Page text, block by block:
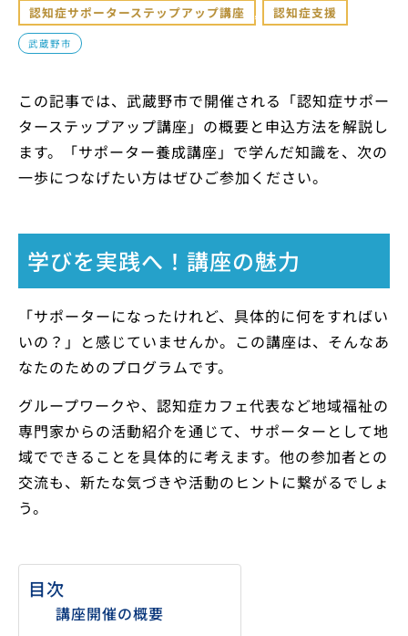
認知症サポーターステップアップ講座 , 認知症支援
武蔵野市
この記事では、武蔵野市で開催される「認知症サポー
ターステップアップ講座」の概要と申込方法を解説し
ます。「サポーター養成講座」で学んだ知識を、次の
一歩につなげたい方はぜひご参加ください。
学びを実践へ！講座の魅力
「サポーターになったけれど、具体的に何をすればい
いの？」と感じていませんか。この講座は、そんなあ
なたのためのプログラムです。
グループワークや、認知症カフェ代表など地域福祉の
専門家からの活動紹介を通じて、サポーターとして地
域でできることを具体的に考えます。他の参加者との
交流も、新たな気づきや活動のヒントに繋がるでしょ
う。
目次
講座開催の概要